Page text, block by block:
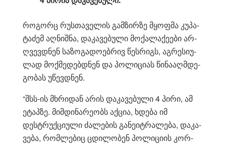
რო­გორც რუს­თა­ვე­ლის გამ­ზირ­ზე მყოფ­მა კუ­პა­
ტა­ძემ აღ­ნიშ­ნა, და­კა­ვე­ბუ­ლი მო­ქა­ლა­ქე­ე­ბი არ­
ღვევ­დნენ სა­ზო­გა­დო­ებ­რივ წეს­რიგს, აგ­რე­სი­უ­
ლად მოქ­მე­დებ­დნენ და პო­ლი­ცი­ას წი­ნა­აღ­მდე­
გო­ბას უწევ­დნენ.
“შსს-ის მხრი­დან არის და­კა­ვე­ბუ­ლი 4 პირი, ამ
ეტაპ­ზე. მიმ­დი­ნა­რე­ობს აქ­ცია, ხდე­ბა იმ
დესტრუქ­ცი­უ­ლი ძა­ლე­ბის გა­ნე­იტ­რა­ლე­ბა, და­კა­
ვე­ბა, რომ­ლე­ბიც ცდი­ლო­ბენ პო­ლი­ცი­ის კორ­